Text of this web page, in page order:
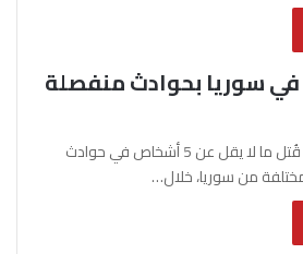
في سوريا بحوادث منفصلة
آفرين علو ـ xeber24.net قُتل ما لا يقل عن 5 أشخاص في حوادث
من سوريا، خلال…